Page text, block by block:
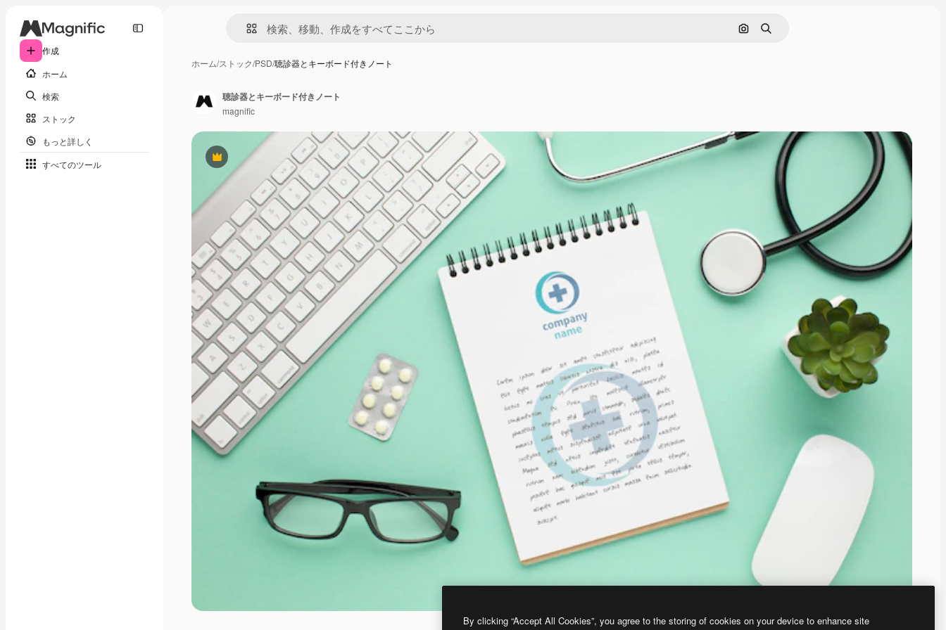
作成
ホーム
検索
ストック
もっと詳しく
すべてのツール
画像で検索
検索
ホーム/ストック/PSD/聴診器とキーボード付きノート
Premium
聴診器とキーボード付きノート
magnific
By clicking “Accept All Cookies”, you agree to the storing of cookies on your device to enhance site